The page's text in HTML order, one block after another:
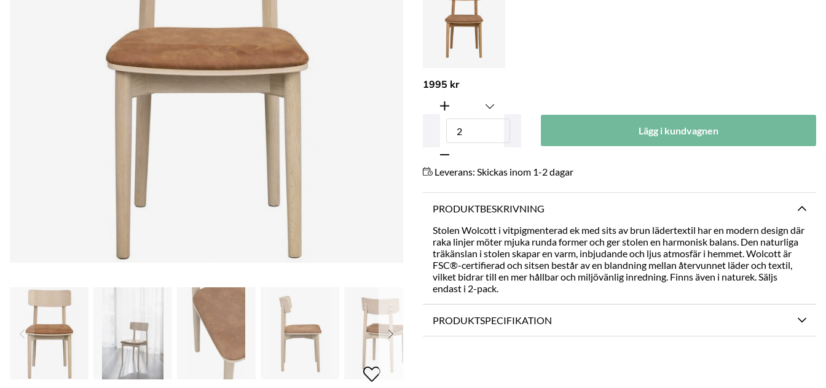
1995 kr
Lägg i kundvagnen
Leverans: Skickas inom 1-2 dagar
PRODUKTBESKRIVNING
Stolen Wolcott i vitpigmenterad ek med sits av brun lädertextil har en modern design där
raka linjer möter mjuka runda former och ger stolen en harmonisk balans. Den naturliga
träkänslan i stolen skapar en varm, inbjudande och ljus atmosfär i hemmet. Wolcott är
FSC®-certifierad och sitsen består av en blandning mellan återvunnet läder och textil,
vilket bidrar till en mer hållbar och miljövänlig inredning. Finns även i naturek. Säljs
endast i 2-pack.
PRODUKTSPECIFIKATION